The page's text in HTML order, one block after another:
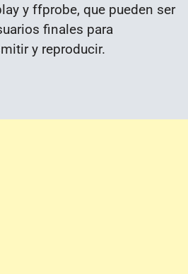
y ffprobe, que pueden ser
finales para
y reproducir.